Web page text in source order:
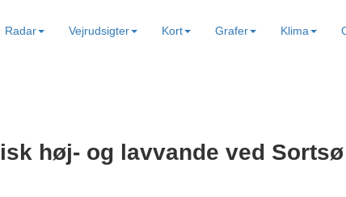
Radar Vejrudsigter Kort Grafer Klima
høj- og lavvande ved